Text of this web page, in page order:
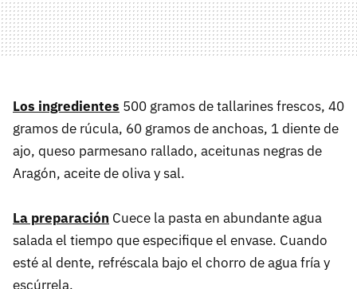
Los ingredientes 500 gramos de tallarines frescos, 40
gramos de rúcula, 60 gramos de anchoas, 1 diente de
ajo, queso parmesano rallado, aceitunas negras de
Aragón, aceite de oliva y sal.
La preparación Cuece la pasta en abundante agua
salada el tiempo que especifique el envase. Cuando
esté al dente, refréscala bajo el chorro de agua fría y
escúrrela.